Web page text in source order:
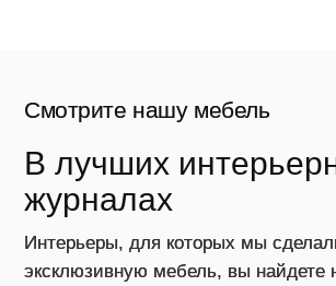
Смотрите нашу мебель
В лучших
журналах
Интерьеры, для которых мы
эксклюзивную мебель, вы найдете